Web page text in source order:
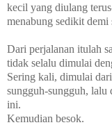
kecil yang diulang
menabung sedikit
Dari perjalanan itulah
tidak selalu dimulai
Sering kali, dimulai
sungguh-sungguh,
ini.
Kemudian besok.